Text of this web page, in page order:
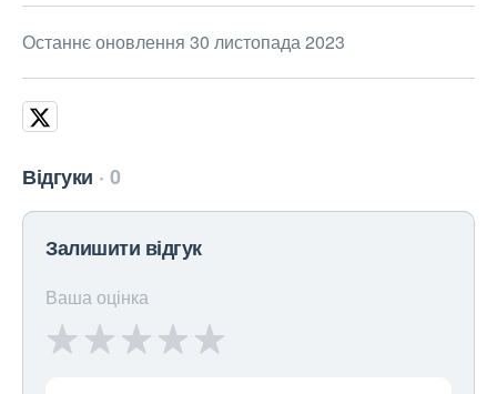
Останнє оновлення 30 листопада 2023
Відгуки 0
Залишити відгук
Ваша оцінка